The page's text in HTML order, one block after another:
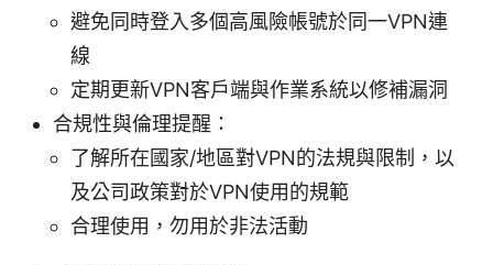
避免同時登入多個高風險帳號於同一VPN連
線
定期更新VPN客戶端與作業系統以修補漏洞
合規性與倫理提醒：
了解所在國家/地區對VPN的法規與限制，以
及公司政策對於VPN使用的規範
合理使用，勿用於非法活動